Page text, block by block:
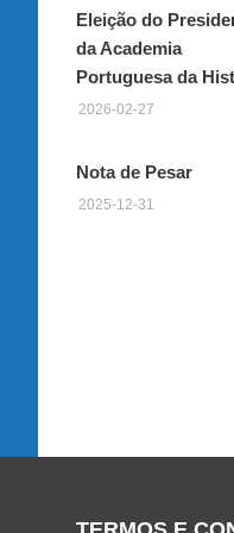
Eleição do
da Academia
Portuguesa da
2026-02-27
Nota de Pesar
2025-12-31